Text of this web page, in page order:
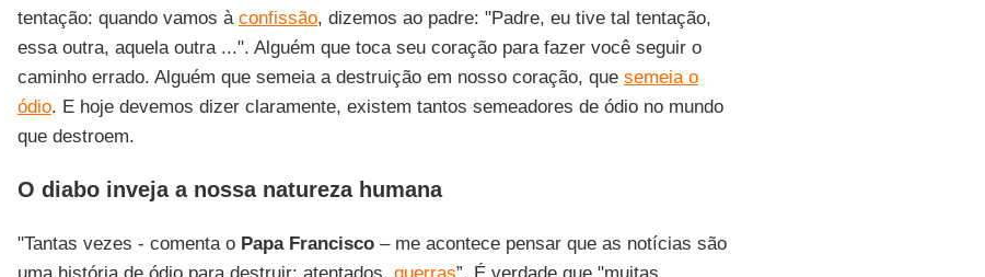
tentação: quando vamos à confissão, dizemos ao padre: "Padre, eu tive tal tentação,
essa outra, aquela outra ...". Alguém que toca seu coração para fazer você seguir o
caminho errado. Alguém que semeia a destruição em nosso coração, que semeia o
ódio. E hoje devemos dizer claramente, existem tantos semeadores de ódio no mundo
que destroem.
O diabo inveja a nossa natureza humana
"Tantas vezes - comenta o Papa Francisco– me acontece pensar que as notícias são